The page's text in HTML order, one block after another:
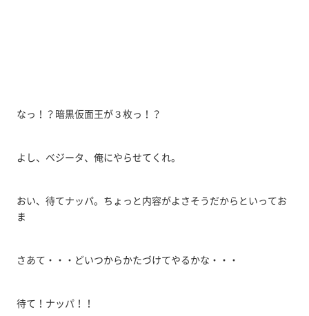
なっ！？暗黒仮面王が３枚っ！？
よし、ベジータ、俺にやらせてくれ。
おい、待てナッパ。ちょっと内容がよさそうだからといってお
ま
さあて・・・どいつからかたづけてやるかな・・・
待て！ナッパ！！